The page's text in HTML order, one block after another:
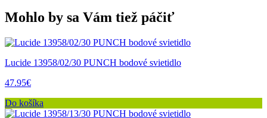
Mohlo by sa Vám tiež páčiť
Lucide 13958/02/30 PUNCH bodové svietidlo
47.95€
Do košíka